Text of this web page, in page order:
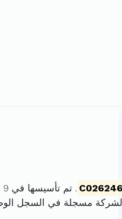
. تم تأسيسها في 9 فيفري 2024 برأس مال قدره
مسجلة في السجل